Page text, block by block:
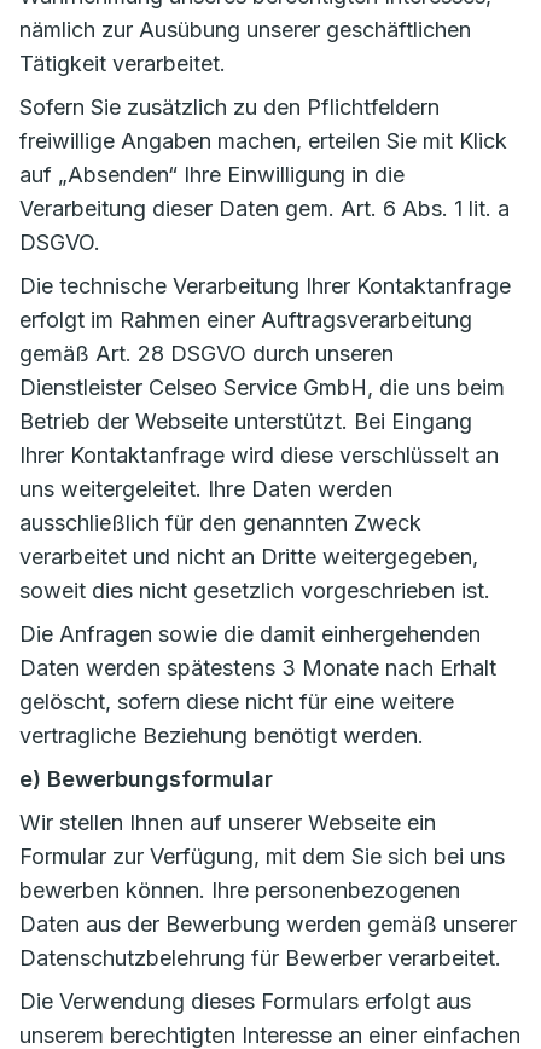
nämlich zur Ausübung unserer geschäftlichen
Tätigkeit verarbeitet.
Sofern Sie zusätzlich zu den Pflichtfeldern
freiwillige Angaben machen, erteilen Sie mit Klick
auf „Absenden“ Ihre Einwilligung in die
Verarbeitung dieser Daten gem. Art. 6 Abs. 1 lit. a
DSGVO.
Die technische Verarbeitung Ihrer Kontaktanfrage
erfolgt im Rahmen einer Auftragsverarbeitung
gemäß Art. 28 DSGVO durch unseren
Dienstleister Celseo Service GmbH, die uns beim
Betrieb der Webseite unterstützt. Bei Eingang
Ihrer Kontaktanfrage wird diese verschlüsselt an
uns weitergeleitet. Ihre Daten werden
ausschließlich für den genannten Zweck
verarbeitet und nicht an Dritte weitergegeben,
soweit dies nicht gesetzlich vorgeschrieben ist.
Die Anfragen sowie die damit einhergehenden
Daten werden spätestens 3 Monate nach Erhalt
gelöscht, sofern diese nicht für eine weitere
vertragliche Beziehung benötigt werden.
e) Bewerbungsformular
Wir stellen Ihnen auf unserer Webseite ein
Formular zur Verfügung, mit dem Sie sich bei uns
bewerben können. Ihre personenbezogenen
Daten aus der Bewerbung werden gemäß unserer
Datenschutzbelehrung für Bewerber verarbeitet.
Die Verwendung dieses Formulars erfolgt aus
unserem berechtigten Interesse an einer einfachen